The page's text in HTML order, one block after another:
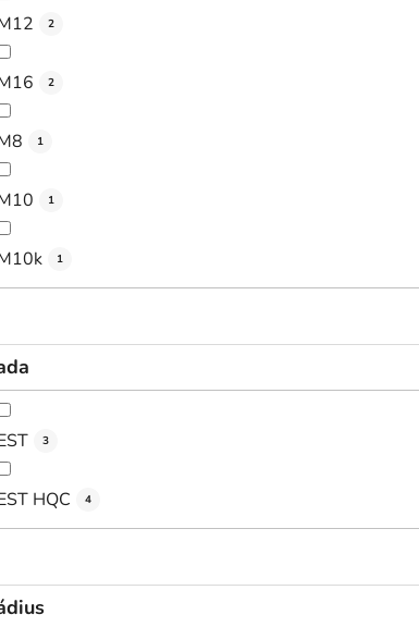
2
2
1
1
1
3
HQC 4